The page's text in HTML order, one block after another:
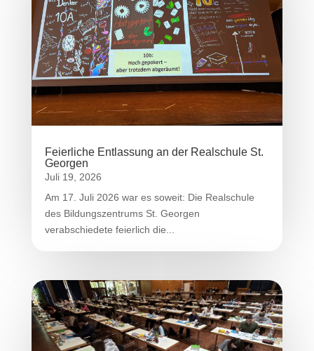
Feierliche Entlassung an der Realschule St.
Georgen
Juli 19, 2026
Am 17. Juli 2026 war es soweit: Die Realschule
des Bildungszentrums St. Georgen
verabschiedete feierlich die...